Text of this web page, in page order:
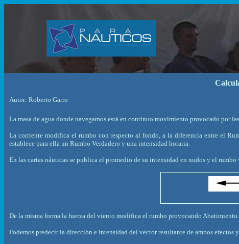
Autor: Roberto Garro
La masa de agua donde navegamos está en continuo movimiento provocado por
La corriente modifica el rumbo con respecto al fondo, a la diferencia entre el
establece para ella un Rumbo Verdadero y una intensidad horaria.
En las cartas náuticas se publica el promedio de su intensidad en nudos y el
De la misma forma la fuerza del viento modifica el rumbo provocando Abatimiento.
Podemos predecir la dirección e intensidad del vector resultante de ambos